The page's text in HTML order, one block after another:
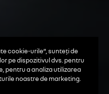
cookie-urile”, sunteți de
pe dispozitivul dvs. pentru
pentru a analiza utilizarea
noastre de marketing.